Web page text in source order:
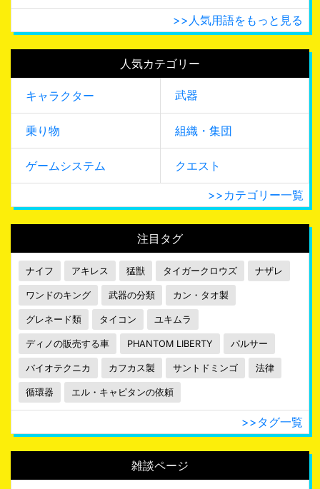
>>人気用語をもっと見る
人気カテゴリー
キャラクター 武器
乗り物 組織・集団
ゲームシステム クエスト
>>カテゴリー一覧
注目タグ
ナイフ アキレス 猛獣 タイガークロウズ ナザレ
ワンドのキング 武器の分類 カン・タオ製
グレネード類 タイコン ユキムラ
ディノの販売する車 PHANTOM LIBERTY パルサー
バイオテクニカ カフカス製 サントドミンゴ 法律
循環器 エル・キャピタンの依頼
>>タグ一覧
雑談ページ